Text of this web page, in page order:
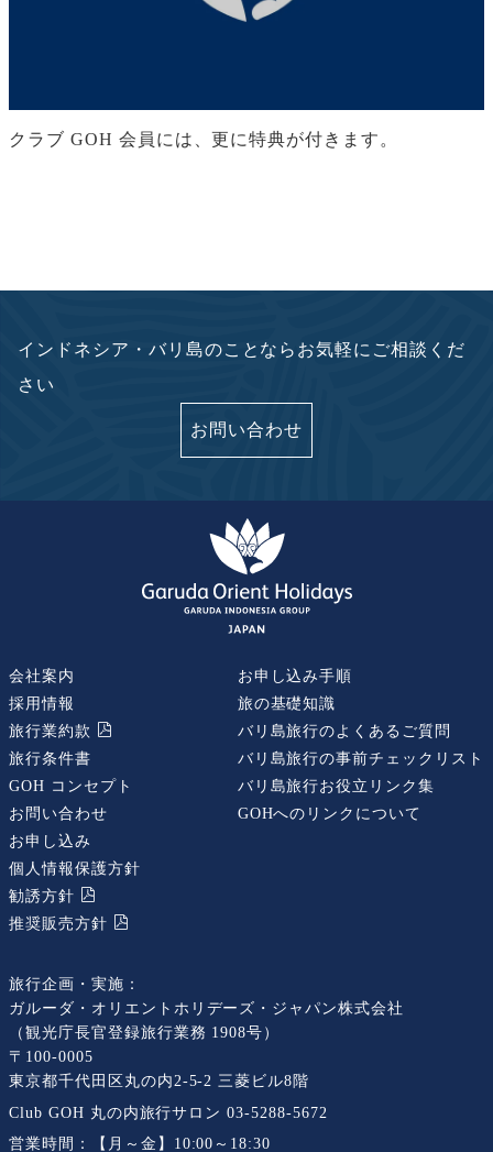
クラブ GOH 会員には、更に特典が付きます。
インドネシア・バリ島のことならお気軽にご相談くだ
さい
お問い合わせ
会社案内
採用情報
旅行業約款
旅行条件書
GOH コンセプト
お問い合わせ
お申し込み
個人情報保護方針
勧誘⽅針
推奨販売⽅針
お申し込み手順
旅の基礎知識
バリ島旅行のよくあるご質問
バリ島旅行の事前チェックリスト
バリ島旅行お役立リンク集
GOHへのリンクについて
旅行企画・実施：
ガルーダ・オリエントホリデーズ・ジャパン株式会社
（観光庁長官登録旅行業務 1908号）
〒100-0005
東京都千代田区丸の内2-5-2 三菱ビル8階
Club GOH 丸の内旅行サロン 03-5288-5672
営業時間：
【月～金】10:00～18:30